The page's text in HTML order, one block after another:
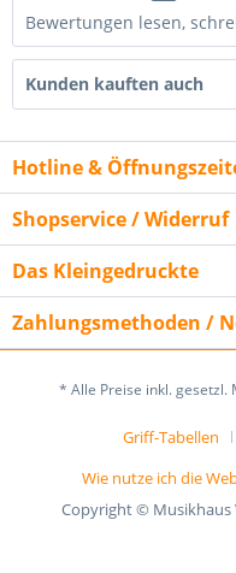
Bewertungen lesen,
Kunden kauften auch
Hotline &
Shopservice / Widerruf
Das Kleingedruckte
Zahlungsmethoden /
* Alle Preise inkl. gesetzl.
Griff-Tabellen
Wie nutze ich die
Copyright © Musikhaus